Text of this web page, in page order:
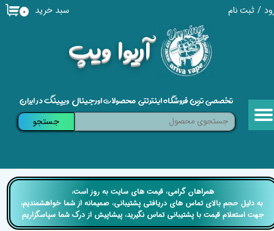
/ ثبت نام
حساب کاربری من
خروج از حساب کاربری
​آریوا ویپ
۰ سبد خرید
تخصصی ترین فروشگاه اینترنتی محصولات اورجینال ویپینگ در ایران
جستجو
​​همراهان گرامی، قیمت های سایت به روز است،
​​​​​​​ به دلیل حجم بالای تماس های دریافتی پشتیبانی، صمیمانه از شما خواهشمندیم،
جهت استعلام قیمت با پشتیبانی تماس نگیرید، پیشاپیش از درک شما سپاسگزاریم